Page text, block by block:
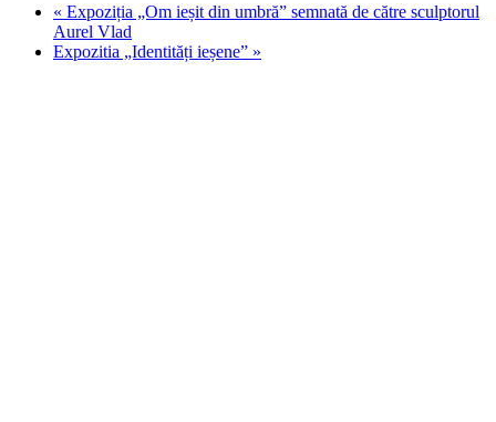
« Expoziția „Om ieșit din umbră” semnată de către sculptorul
Aurel Vlad
Expozitia „Identități ieșene” »